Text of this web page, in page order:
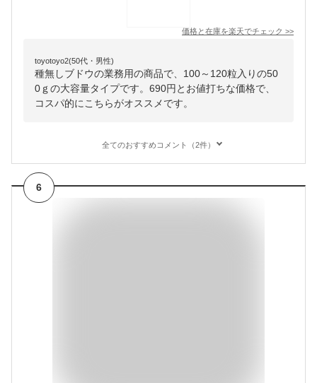
価格と在庫を楽天でチェック >>
toyotoyo2(50代・男性)
種無しブドウの業務用の商品で、100～120粒入りの50
0ｇの大容量タイプです。690円とお値打ちな価格で、
コスパ的にこちらがオススメです。
全てのおすすめコメント（2件）
6